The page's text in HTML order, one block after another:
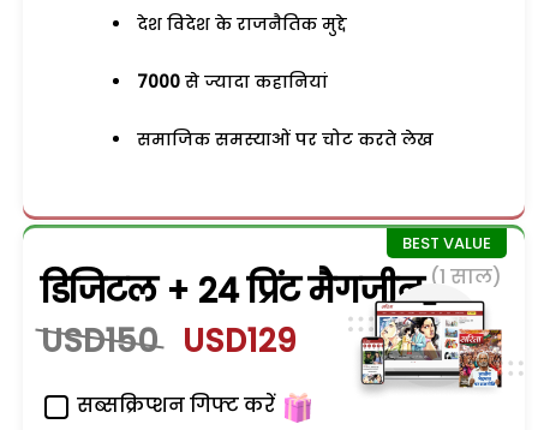
देश विदेश के राजनैतिक मुद्दे
7000 से ज्यादा कहानियां
समाजिक समस्याओं पर चोट करते लेख
डिजिटल + 24 प्रिंट मैगजीन (1 साल)
USD150 USD129
सब्सक्रिप्शन गिफ्ट करें